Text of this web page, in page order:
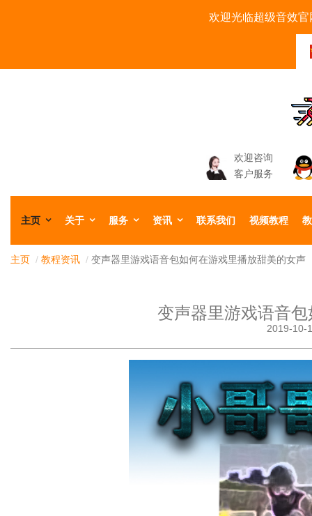
欢迎光临超级音效
欢迎咨询
客户服务
主页 关于 服务 资讯 联系我们 视频教程
主页 / 教程资讯 / 变声器里游戏语音包如何在游戏里播放甜美的女声
变声器里游戏语音
2019-